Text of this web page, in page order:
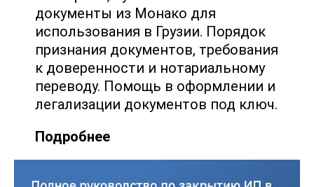
документы из Монако для
использования в Грузии. Порядок
признания документов, требования
к доверенности и нотариальному
переводу. Помощь в оформлении и
легализации документов под ключ.
Подробнее